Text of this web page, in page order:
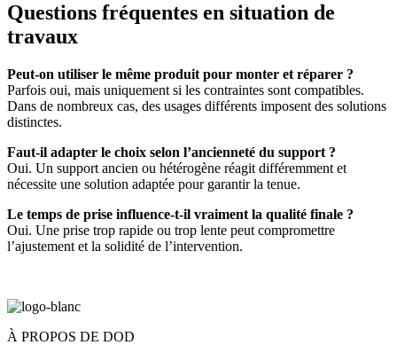
Questions fréquentes en situation de
travaux
Peut-on utiliser le même produit pour monter et réparer ?
Parfois oui, mais uniquement si les contraintes sont compatibles.
Dans de nombreux cas, des usages différents imposent des solutions
distinctes.
Faut-il adapter le choix selon l’ancienneté du support ?
Oui. Un support ancien ou hétérogène réagit différemment et
nécessite une solution adaptée pour garantir la tenue.
Le temps de prise influence-t-il vraiment la qualité finale ?
Oui. Une prise trop rapide ou trop lente peut compromettre
l’ajustement et la solidité de l’intervention.
À PROPOS DE DOD